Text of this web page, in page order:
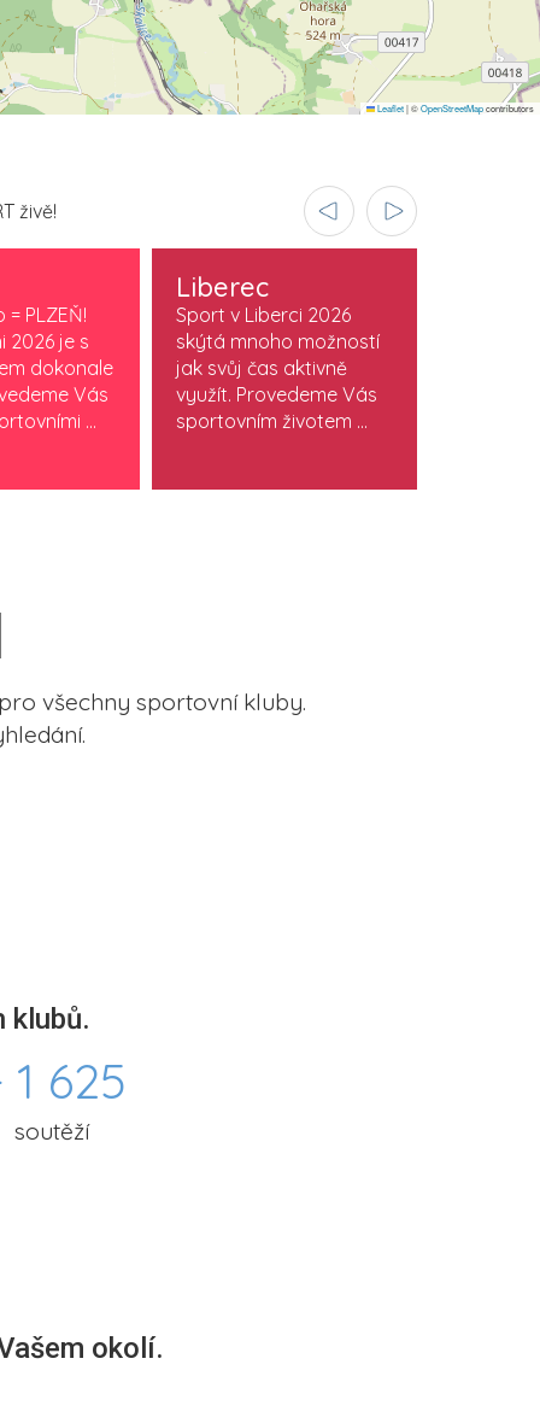
Leaflet|©OpenStreetMapcontributors
živě!
PLZEŇ!
2026 je s
dokonale
Vás
...
Liberec
Sport v Liberci 2026
skýtá mnoho možností
jak svůj čas aktivně
využít. Provedeme Vás
sportovním životem ...
všechny sportovní kluby.
klubů.
1 625
soutěží
okolí.